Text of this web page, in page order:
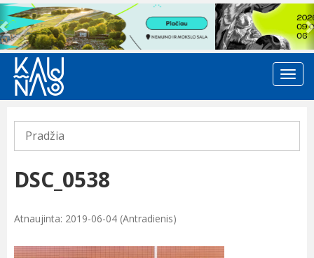
Previous
Pradžia
DSC_0538
Atnaujinta: 2019-06-04 (Antradienis)